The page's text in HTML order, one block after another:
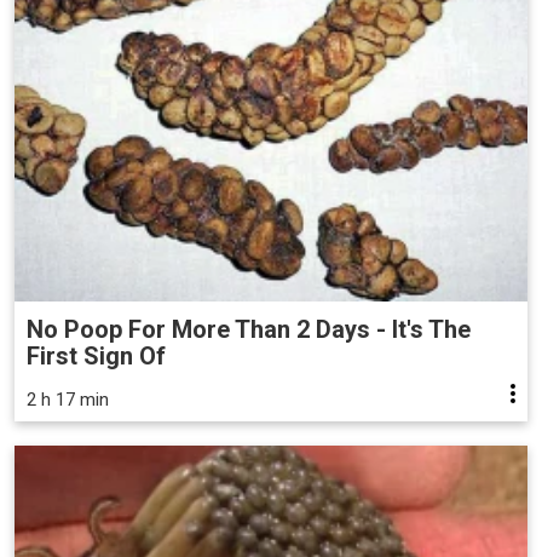
No Poop For More Than 2 Days - It's The
First Sign Of
2 h 17 min